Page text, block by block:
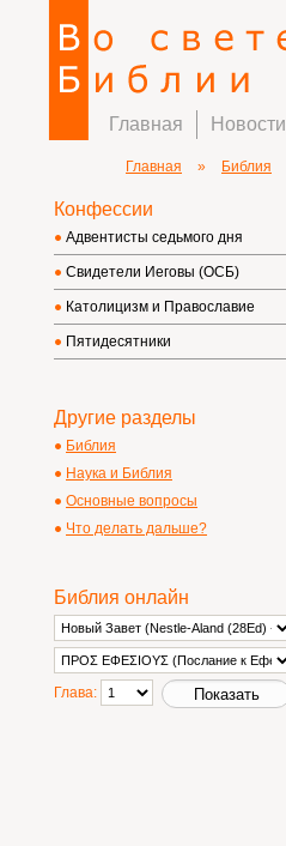
Главная Новости
Главная » Библия
Конфессии
Адвентисты седьмого дня
Свидетели Иеговы (ОСБ)
Католицизм и Православие
Пятидесятники
Другие разделы
Библия
Наука и Библия
Основные вопросы
Что делать дальше?
Библия онлайн
Глава: